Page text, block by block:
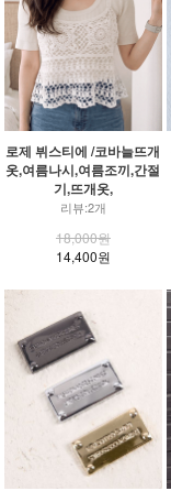
로제 뷔스티에 /코바늘뜨개
옷,여름나시,여름조끼,간절
기,뜨개옷,
리뷰:2개
18,000원
14,400원